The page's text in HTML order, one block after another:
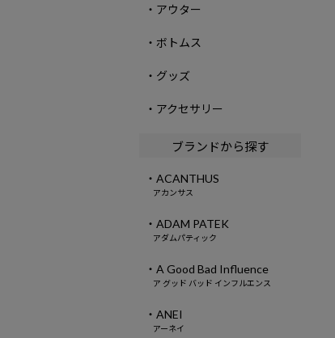
・アウター
・ボトムス
・グッズ
・アクセサリー
ブランドから探す
・ACANTHUS
アカンサス
・ADAM PATEK
アダムパティック
・A Good Bad Influence
ア グッド バッド インフルエンス
・ANEI
アーネイ